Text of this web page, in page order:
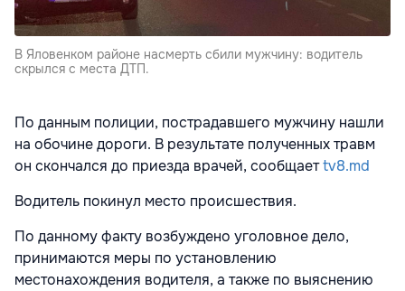
В Яловенком районе насмерть сбили мужчину: водитель
скрылся с места ДТП.
По данным полиции, пострадавшего мужчину нашли
на обочине дороги. В результате полученных травм
он скончался до приезда врачей, сообщаетtv8.md
Водитель покинул место происшествия.
По данному факту возбуждено уголовное дело,
принимаются меры по установлению
местонахождения водителя, а также по выяснению